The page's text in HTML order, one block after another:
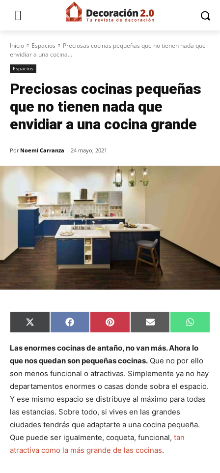
Inicio Espacios
Preciosas cocinas pequeñas que no tienen nada que
envidiar a una cocina...
Espacios
Preciosas cocinas pequeñas
que no tienen nada que
envidiar a una cocina grande
Por Noemi Carranza 24 mayo, 2021
C
o
p
r
t
i
r
e
n
X
(
w
t
t
e
r
)
C
o
p
r
t
i
r
e
n
F
a
e
o
o
k
C
o
p
r
t
i
r
e
n
P
i
t
r
e
s
t
C
o
p
r
t
i
r
e
n
E
m
i
C
o
p
r
i
r
e
n
W
h
t
A
p
p
Las enormes cocinas de antaño, no van más. Ahora lo
que nos quedan son pequeñas cocinas. Que no por ello
son menos funcional o atractivas. Simplemente ya no hay
departamentos enormes o casas donde sobra el espacio.
Y ese mismo espacio se distribuye al máximo para todas
las estancias. Sobre todo, si vives en las grandes
ciudades tendrás que adaptarte a una cocina pequeña.
Que puede ser igualmente, coqueta, funcional, tan
atractiva como la más grande de las cocinas.